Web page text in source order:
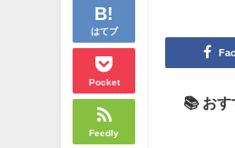
はてブ
Pocket
Feedly
📚 おす